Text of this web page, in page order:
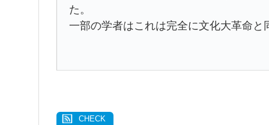
た。
一部の学者はこれは完全に文化大革命と